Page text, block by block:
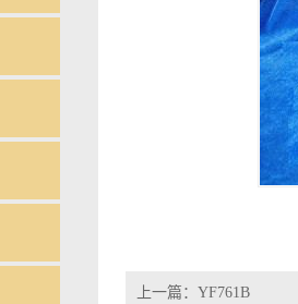
上一篇： YF761B